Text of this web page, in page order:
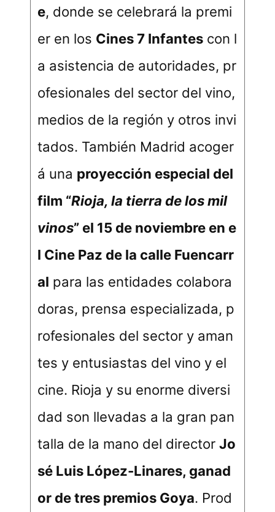
e, donde se celebrará la premi
er en los Cines 7 Infantescon l
a asistencia de autoridades, pr
ofesionales del sector del vino,
medios de la región y otros invi
tados. También Madrid acoger
á una proyección especial del
film “Rioja, la tierra de los mil
vinos” el 15 de noviembre en e
l Cine Paz de la calle Fuencarr
al para las entidades colabora
doras, prensa especializada, p
rofesionales del sector y aman
tes y entusiastas del vino y el
cine. Rioja y su enorme diversi
dad son llevadas a la gran pan
talla de la mano del director Jo
sé Luis López-Linares, ganad
or de tres premios Goya. Prod